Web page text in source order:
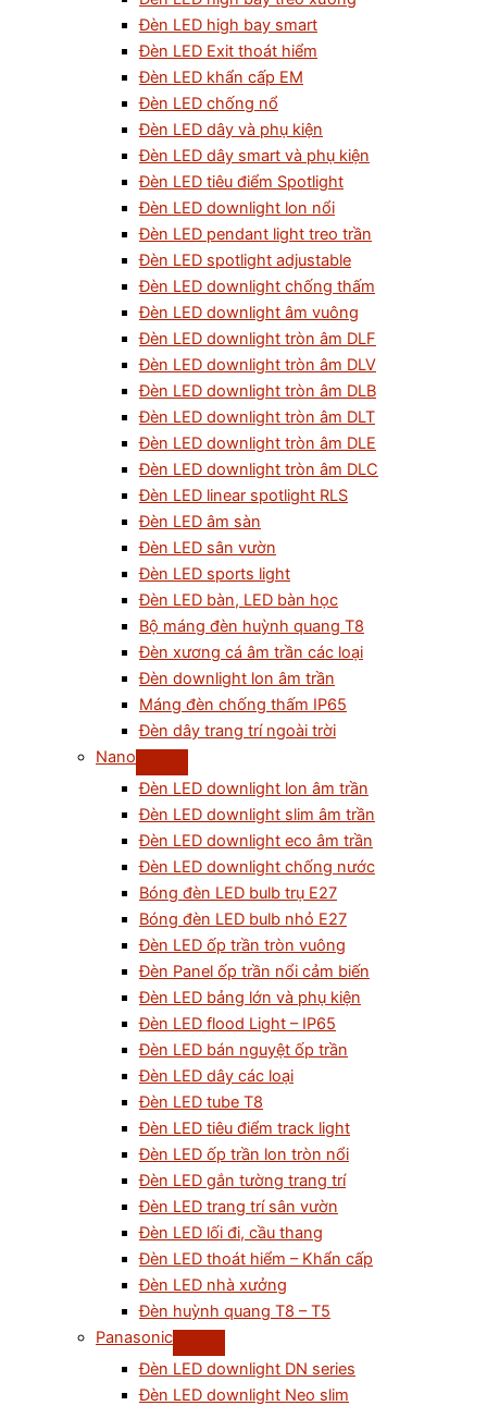
Đèn LED high bay smart
Đèn LED Exit thoát hiểm
Đèn LED khẩn cấp EM
Đèn LED chống nổ
Đèn LED dây và phụ kiện
Đèn LED dây smart và phụ kiện
Đèn LED tiêu điểm Spotlight
Đèn LED downlight lon nổi
Đèn LED pendant light treo trần
Đèn LED spotlight adjustable
Đèn LED downlight chống thấm
Đèn LED downlight âm vuông
Đèn LED downlight tròn âm DLF
Đèn LED downlight tròn âm DLV
Đèn LED downlight tròn âm DLB
Đèn LED downlight tròn âm DLT
Đèn LED downlight tròn âm DLE
Đèn LED downlight tròn âm DLC
Đèn LED linear spotlight RLS
Đèn LED âm sàn
Đèn LED sân vườn
Đèn LED sports light
Đèn LED bàn, LED bàn học
Bộ máng đèn huỳnh quang T8
Đèn xương cá âm trần các loại
Đèn downlight lon âm trần
Máng đèn chống thấm IP65
Đèn dây trang trí ngoài trời
Nano
Đèn LED downlight lon âm trần
Đèn LED downlight slim âm trần
Đèn LED downlight eco âm trần
Đèn LED downlight chống nước
Bóng đèn LED bulb trụ E27
Bóng đèn LED bulb nhỏ E27
Đèn LED ốp trần tròn vuông
Đèn Panel ốp trần nổi cảm biến
Đèn LED bảng lớn và phụ kiện
Đèn LED flood Light – IP65
Đèn LED bán nguyệt ốp trần
Đèn LED dây các loại
Đèn LED tube T8
Đèn LED tiêu điểm track light
Đèn LED ốp trần lon tròn nổi
Đèn LED gắn tường trang trí
Đèn LED trang trí sân vườn
Đèn LED lối đi, cầu thang
Đèn LED thoát hiểm – Khẩn cấp
Đèn LED nhà xưởng
Đèn huỳnh quang T8 – T5
Panasonic
Đèn LED downlight DN series
Đèn LED downlight Neo slim